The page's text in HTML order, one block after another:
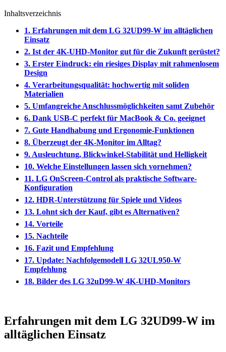
Inhaltsverzeichnis
1. Erfahrungen mit dem LG 32UD99-W im alltäglichen
Einsatz
2. Ist der 4K-UHD-Monitor gut für die Zukunft gerüstet?
3. Erster Eindruck: ein riesiges Display mit rahmenlosem
Design
4. Verarbeitungsqualität: hochwertig mit soliden
Materialien
5. Umfangreiche Anschlussmöglichkeiten samt Zubehör
6. Dank USB-C perfekt für MacBook & Co. geeignet
7. Gute Handhabung und Ergonomie-Funktionen
8. Überzeugt der 4K-Monitor im Alltag?
9. Ausleuchtung, Blickwinkel-Stabilität und Helligkeit
10. Welche Einstellungen lassen sich vornehmen?
11. LG OnScreen-Control als praktische Software-
Konfiguration
12. HDR-Unterstützung für Spiele und Videos
13. Lohnt sich der Kauf, gibt es Alternativen?
14. Vorteile
15. Nachteile
16. Fazit und Empfehlung
17. Update: Nachfolgemodell LG 32UL950-W
Empfehlung
18. Bilder des LG 32uD99-W 4K-UHD-Monitors
Erfahrungen mit dem LG 32UD99-W im
alltäglichen Einsatz